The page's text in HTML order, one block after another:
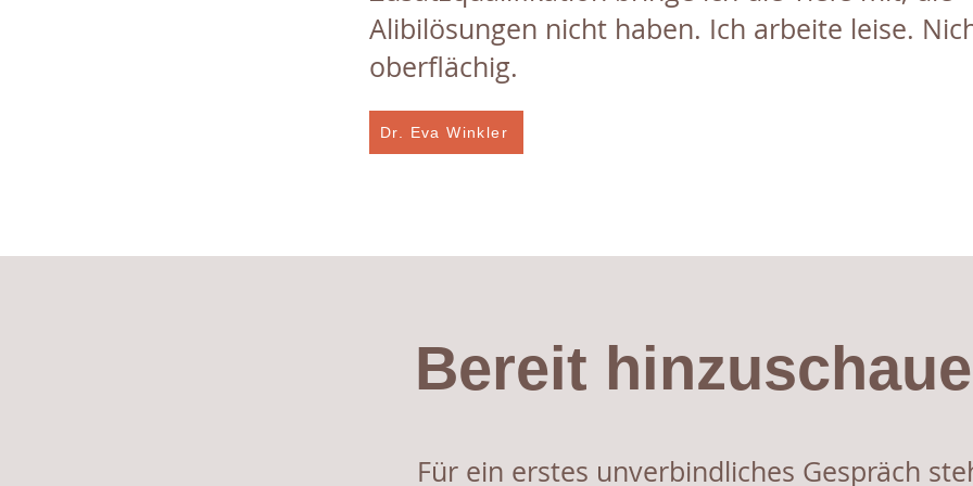
Alibilösungen nicht haben. Ich arbeite leise.
oberflächig.
Dr. Eva Winkler
Bereit
Für ein erstes unverbindliches Gespräch